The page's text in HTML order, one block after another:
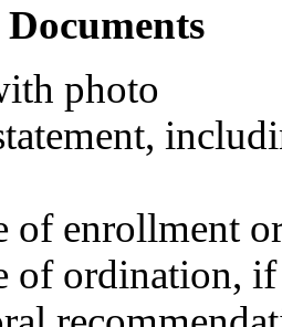
photo
of enrollment
of ordination,